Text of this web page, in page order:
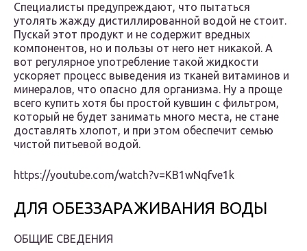
Специалисты предупреждают, что пытаться
утолять жажду дистиллированной водой не стоит.
Пускай этот продукт и не содержит вредных
компонентов, но и пользы от него нет никакой. А
вот регулярное употребление такой жидкости
ускоряет процесс выведения из тканей витаминов и
минералов, что опасно для организма. Ну а проще
всего купить хотя бы простой кувшин с фильтром,
который не будет занимать много места, не стане
доставлять хлопот, и при этом обеспечит семью
чистой питьевой водой.
https://youtube.com/watch?v=KB1wNqfve1k
ДЛЯ ОБЕЗЗАРАЖИВАНИЯ ВОДЫ
ОБЩИЕ СВЕДЕНИЯ